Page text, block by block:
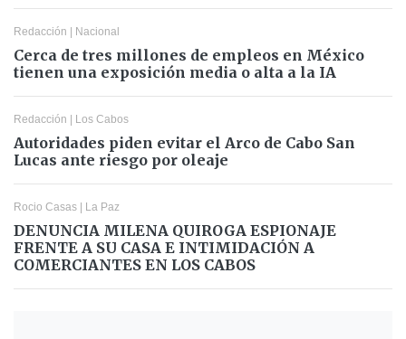
Redacción | Nacional
Cerca de tres millones de empleos en México
tienen una exposición media o alta a la IA
Redacción | Los Cabos
Autoridades piden evitar el Arco de Cabo San
Lucas ante riesgo por oleaje
Rocio Casas | La Paz
DENUNCIA MILENA QUIROGA ESPIONAJE
FRENTE A SU CASA E INTIMIDACIÓN A
COMERCIANTES EN LOS CABOS